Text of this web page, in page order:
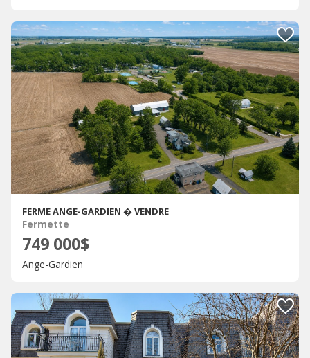
FERME ANGE-GARDIEN � VENDRE
Fermette
749 000$
Ange-Gardien